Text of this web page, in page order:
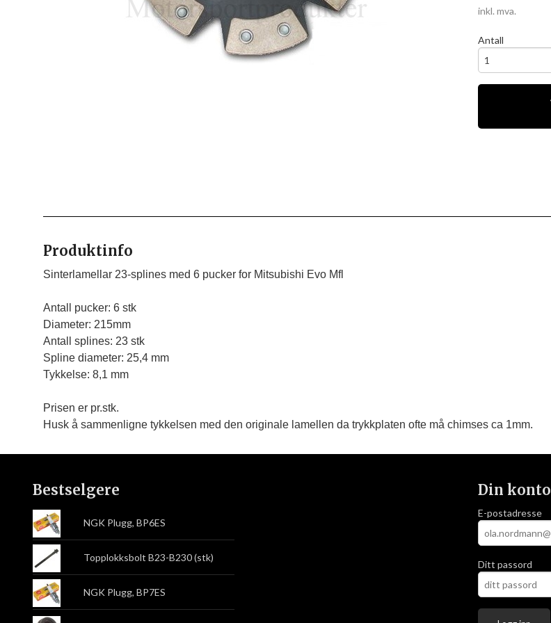
inkl. mva.
Antall
Produktinfo
Sinterlamellar 23-splines med 6 pucker for Mitsubishi Evo Mfl
Antall pucker: 6 stk
Diameter: 215mm
Antall splines: 23 stk
Spline diameter: 25,4 mm
Tykkelse: 8,1 mm
Prisen er pr.stk.
Husk å sammenligne tykkelsen med den originale lamellen da trykkplaten ofte må chimses ca 1mm.
Bestselgere
NGK Plugg, BP6ES
Topplokksbolt B23-B230 (stk)
NGK Plugg, BP7ES
Din konto
E-postadresse
Ditt passord